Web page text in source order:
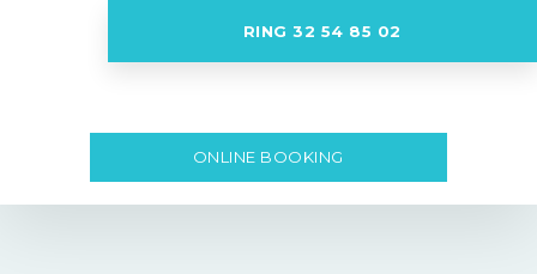
ONLINE BOOKING
RING 32 54 85 02